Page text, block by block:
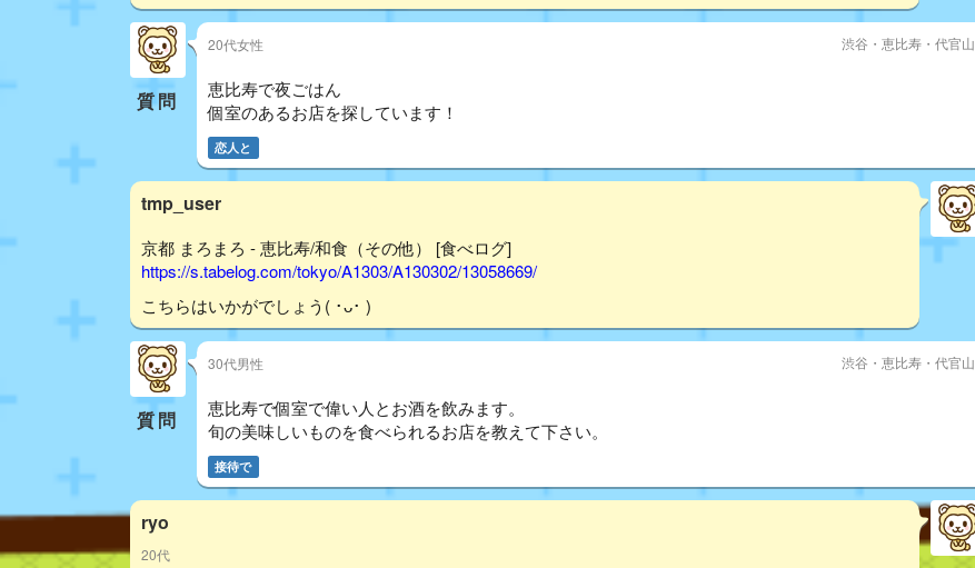
質問
20代女性 渋谷・恵比寿・代官山
恵比寿で夜ごはん
個室のあるお店を探しています！
恋人と
tmp_user
京都 まろまろ - 恵比寿/和食（その他） [食べログ]
https://s.tabelog.com/tokyo/A1303/A130302/13058669/
こちらはいかがでしょう( ･ᴗ･ )
質問
30代男性 渋谷・恵比寿・代官山
恵比寿で個室で偉い人とお酒を飲みます。
旬の美味しいものを食べられるお店を教えて下さい。
接待で
ryo
20代